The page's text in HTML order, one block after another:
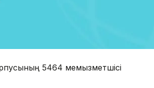
5464 мемқызметшісі